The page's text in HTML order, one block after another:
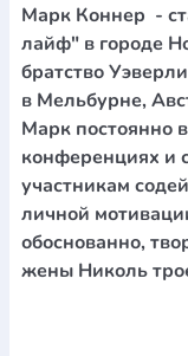
Навчальні мапи
виробиМіні-лампи
подарункові
Подарункові картки
Зошити
Календарі
Листівки
Книга в
За додатковою
Марк Коннер -
лайф" в городе
братство
в Мельбурне,
Марк постоянно
конференциях и
участникам
личной
обоснованно,
жены Николь